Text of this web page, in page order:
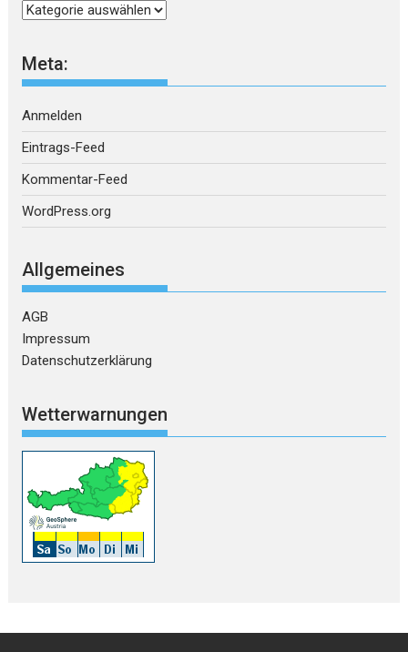
Kategorien
Meta:
Anmelden
Eintrags-Feed
Kommentar-Feed
WordPress.org
Allgemeines
AGB
Impressum
Datenschutzerklärung
Wetterwarnungen